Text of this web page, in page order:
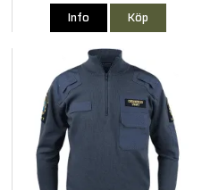
Info Köp